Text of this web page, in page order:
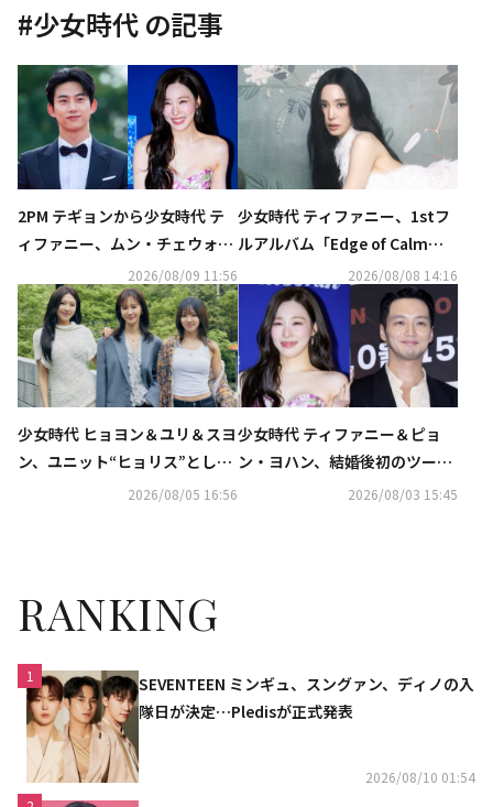
#少女時代 の記事
2PM テギョンから少女時代 テ
ィファニー、ムン・チェウォン
まで…韓国芸能界は結婚ラッシ
ュ
2026/08/09 11:56
少女時代 ティファニー、1stフ
ルアルバム「Edge of Calm」
コンセプトフォトを公開
2026/08/08 14:16
少女時代 ヒョヨン＆ユリ＆スヨ
ン、ユニット“ヒョリス”として
正式デビュー決定！SMが下半
2026/08/05 16:56
少女時代 ティファニー＆ピョ
ン・ヨハン、結婚後初のツーシ
ョットをキャッチ…手をつない
2026/08/03 15:45
RANKING
1
SEVENTEEN ミンギュ、スングァン、ディノの入
隊日が決定…Pledisが正式発表
2026/08/10 01:54